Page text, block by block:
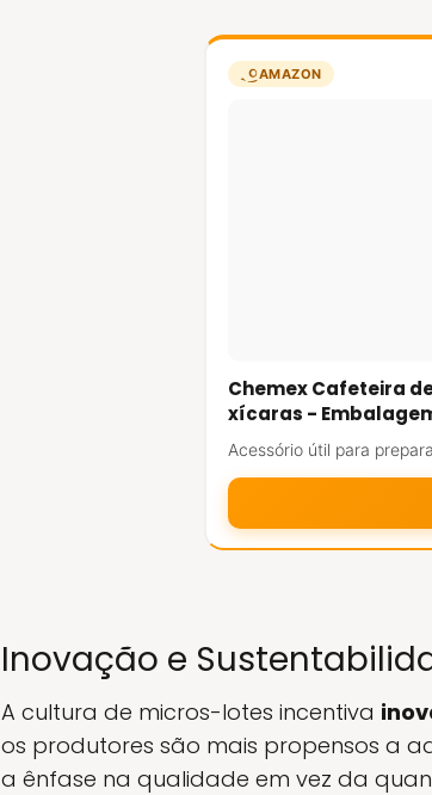
AMAZON
Chemex Cafeteira
xícaras -
Acessório útil para
Inovação e
A cultura de micros-lotes incentiva
os produtores são mais propensos a
a ênfase na qualidade em vez da